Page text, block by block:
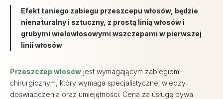
Efekt taniego zabiegu przeszcepu włosów, będzie
nienaturalny i sztuczny, z prostą linią włosów i
grubymi wielowłosowymi wszczepami w pierwszej
linii włosów
Przeszczep włosów jest wymagającym zabiegiem
chirurgicznym, który wymaga specjalistycznej wiedzy,
doświadczenia oraz umiejętności. Cena za usługę bywa